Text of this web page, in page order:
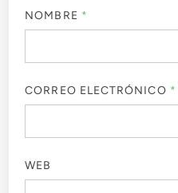
NOMBRE *
CORREO ELECTRÓNICO *
WEB